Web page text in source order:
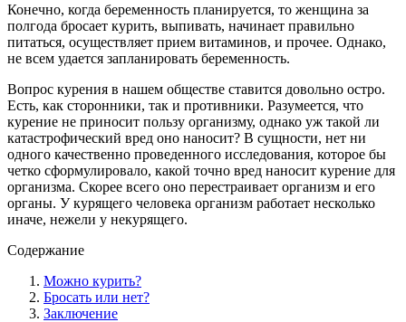
Конечно, когда беременность планируется, то женщина за
полгода бросает курить, выпивать, начинает правильно
питаться, осуществляет прием витаминов, и прочее. Однако,
не всем удается запланировать беременность.
Вопрос курения в нашем обществе ставится довольно остро.
Есть, как сторонники, так и противники. Разумеется, что
курение не приносит пользу организму, однако уж такой ли
катастрофический вред оно наносит? В сущности, нет ни
одного качественно проведенного исследования, которое бы
четко сформулировало, какой точно вред наносит курение для
организма. Скорее всего оно перестраивает организм и его
органы. У курящего человека организм работает несколько
иначе, нежели у некурящего.
Содержание
Можно курить?
Бросать или нет?
Заключение